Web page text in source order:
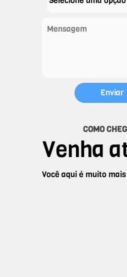
COMO
Venha
Você aqui é muito